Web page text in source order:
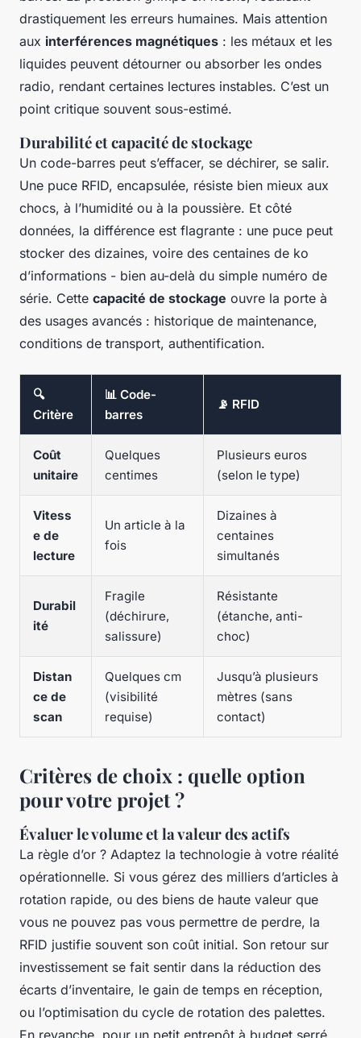
drastiquement les erreurs humaines. Mais attention
aux interférences magnétiques : les métaux et les
liquides peuvent détourner ou absorber les ondes
radio, rendant certaines lectures instables. C’est un
point critique souvent sous-estimé.
Durabilité et capacité de stockage
Un code-barres peut s’effacer, se déchirer, se salir.
Une puce RFID, encapsulée, résiste bien mieux aux
chocs, à l’humidité ou à la poussière. Et côté
données, la différence est flagrante : une puce peut
stocker des dizaines, voire des centaines de ko
d’informations - bien au-delà du simple numéro de
série. Cette capacité de stockage ouvre la porte à
des usages avancés : historique de maintenance,
conditions de transport, authentification.
🔍
Critère
📊 Code-
barres
📡 RFID
Coût
unitaire
Quelques
centimes
Plusieurs euros
(selon le type)
Vitess
e de
lecture
Un article à la
fois
Dizaines à
centaines
simultanés
Durabil
ité
Fragile
(déchirure,
salissure)
Résistante
(étanche, anti-
choc)
Distan
ce de
scan
Quelques cm
(visibilité
requise)
Jusqu’à plusieurs
mètres (sans
contact)
Critères de choix : quelle option
pour votre projet ?
Évaluer le volume et la valeur des actifs
La règle d’or ? Adaptez la technologie à votre réalité
opérationnelle. Si vous gérez des milliers d’articles à
rotation rapide, ou des biens de haute valeur que
vous ne pouvez pas vous permettre de perdre, la
RFID justifie souvent son coût initial. Son retour sur
investissement se fait sentir dans la réduction des
écarts d’inventaire, le gain de temps en réception,
ou l’optimisation du cycle de rotation des palettes.
En revanche, pour un petit entrepôt à budget serré